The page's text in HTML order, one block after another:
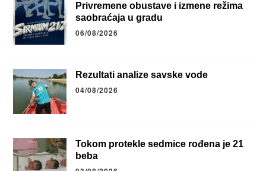
Privremene obustave i izmene režima
saobraćaja u gradu
06/08/2026
Rezultati analize savske vode
04/08/2026
Tokom protekle sedmice rođena je 21
beba